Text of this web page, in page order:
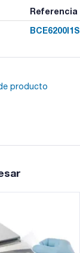
Referencia
BCE6200I1S
producto